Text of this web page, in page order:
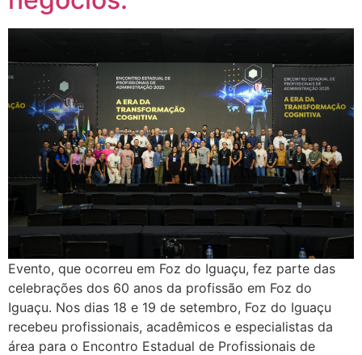
Evento, que ocorreu em Foz do Iguaçu, fez parte das
celebrações dos 60 anos da profissão em Foz do
Iguaçu. Nos dias 18 e 19 de setembro, Foz do Iguaçu
recebeu profissionais, acadêmicos e especialistas da
área para o Encontro Estadual de Profissionais de